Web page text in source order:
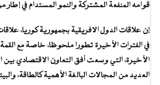
قوامه المنفعة المشتركة والنمو المستدام في إطار
إن علاقات الدول الافريقية بجمهورية كوريا،
في الفترات الأخيرة تطورا ملحوظا، خاصة مع القمة
الأخيرة، التي وسعت أفق التعاون الاقتصادي
العديد من المجالات البالغة الأهمية كالطاقة،